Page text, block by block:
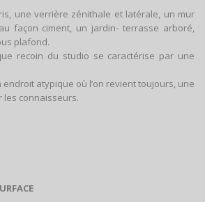
une verrière zénithale et latérale, un mur
façon ciment, un jardin- terrasse arboré,
plafond.
recoin du studio se caractérise par une
endroit atypique où l’on revient toujours, une
connaisseurs.